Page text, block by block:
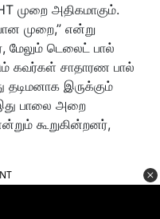
முறை அதிகமாகும்.
முறை,” என்று
மேலும் டெலைட் பால்
கவர்கள் சாதாரண பால்
தடிமனாக இருக்கும்
பாலை அறை
கூறுகின்றனர்,